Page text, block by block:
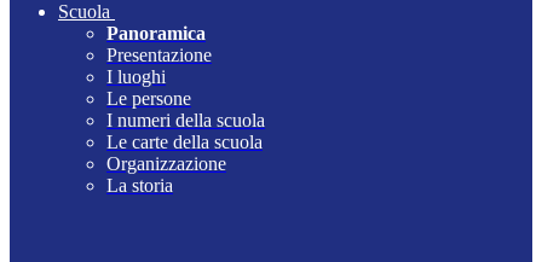
Scuola
Panoramica
Presentazione
I luoghi
Le persone
I numeri della scuola
Le carte della scuola
Organizzazione
La storia